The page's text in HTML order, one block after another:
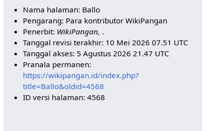
Nama halaman: Ballo
Pengarang: Para kontributor WikiPangan
Penerbit: WikiPangan, .
Tanggal revisi terakhir: 10 Mei 2026 07.51 UTC
Tanggal akses: 5 Agustus 2026 21.47 UTC
Pranala permanen:
https://wikipangan.id/index.php?
title=Ballo&oldid=4568
ID versi halaman: 4568